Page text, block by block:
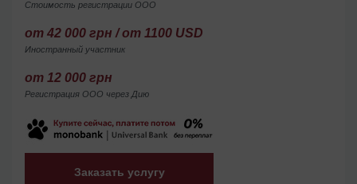
Стоимость регистрации ООО
от 42 000 грн / от 1100 USD
Иностранный участник
от 12 000 грн
Регистрация ООО через Дию
Заказать услугу